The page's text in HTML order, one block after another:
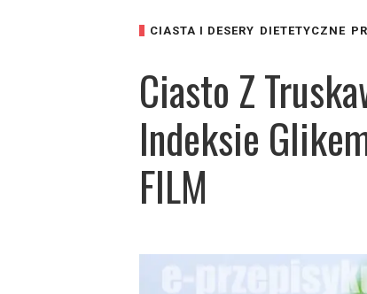
CIASTA I DESERY DIETETYCZNE
Ciasto Z
Indeksie
FILM